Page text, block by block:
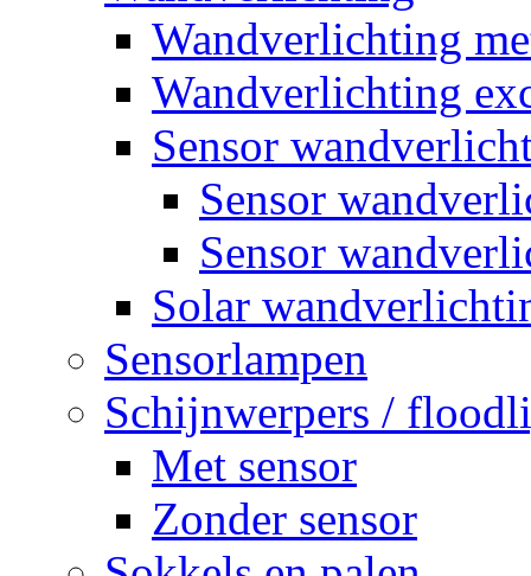
Wandverlichting
Wandverlichting
Sensor
Sensor
Sensor
Solar
Sensorlampen
Schijnwerpers /
Met sensor
Zonder sensor